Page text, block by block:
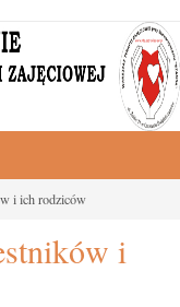
i ich rodziców
i